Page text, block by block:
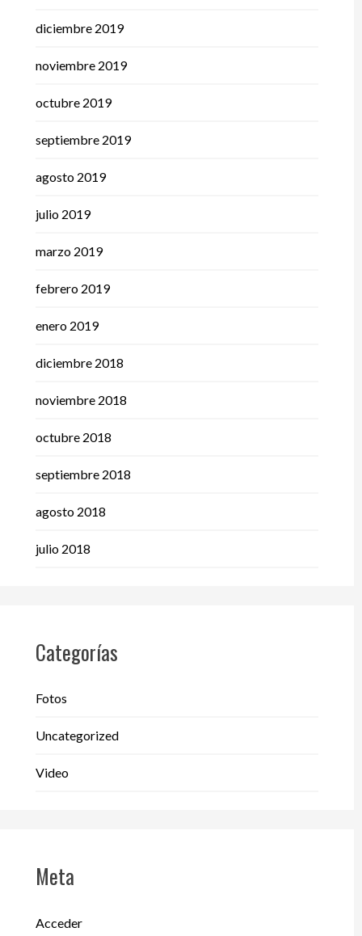
diciembre 2019
noviembre 2019
octubre 2019
septiembre 2019
agosto 2019
julio 2019
marzo 2019
febrero 2019
enero 2019
diciembre 2018
noviembre 2018
octubre 2018
septiembre 2018
agosto 2018
julio 2018
Categorías
Fotos
Uncategorized
Video
Meta
Acceder